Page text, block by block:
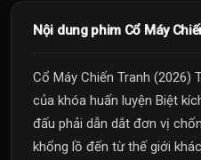
Nội dung phim Cổ Máy
Cổ Máy Chiến Tranh (2026)
của khóa huấn luyện Biệt
đấu phải dẫn dắt đơn vị
khổng lồ đến từ thế giới